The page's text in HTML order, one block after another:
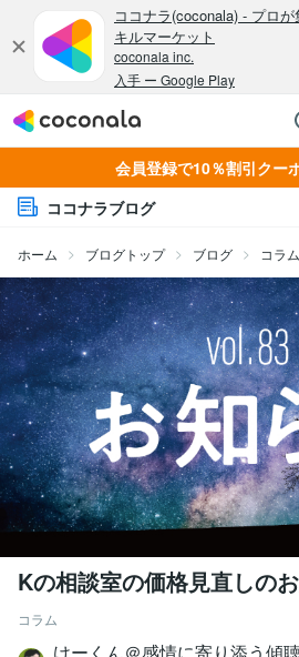
会員登録で10％割引クー
ココナラブログ
ホーム ブログトップ ブログ コラム
Kの相談室の価格見直しの
コラム
けーくん＠感情に寄り添う傾